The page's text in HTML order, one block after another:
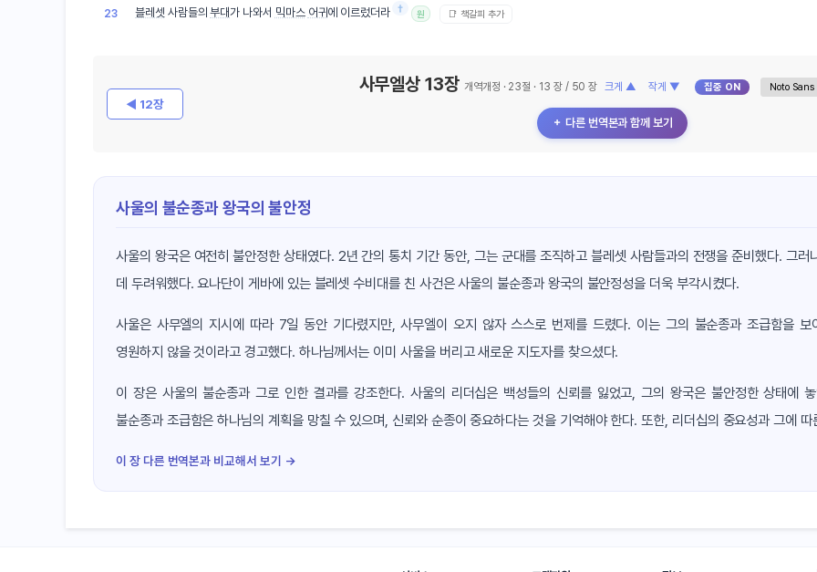
23 블레셋 사람들의부대가 나와서 믹마스 어귀에 이르렀더라 † 원 📑 책갈피 추가
◀ 12장
사무엘상 13장 개역개정 · 23절 · 13 장 / 50 장 크게 ▲ 작게 ▼ 집중 ON
＋ 다른 번역본과 함께 보기
사울의 불순종과 왕국의 불안정
사울의 왕국은 여전히 불안정한 상태였다. 2년 간의 통치 기간 동안, 그는 군대를 조직하고 블레셋 사람들과의 전쟁을 준비했다. 그
데 두려워했다. 요나단이 게바에 있는 블레셋 수비대를 친 사건은 사울의 불순종과 왕국의 불안정성을 더욱 부각시켰다.
사울은 사무엘의 지시에 따라 7일 동안 기다렸지만, 사무엘이 오지 않자 스스로 번제를 드렸다. 이는 그의 불순종과 조급함을
영원하지 않을 것이라고 경고했다. 하나님께서는 이미 사울을 버리고 새로운 지도자를 찾으셨다.
이 장은 사울의 불순종과 그로 인한 결과를 강조한다. 사울의 리더십은 백성들의 신뢰를 잃었고, 그의 왕국은 불안정한 상태에
불순종과 조급함은 하나님의 계획을 망칠 수 있으며, 신뢰와 순종이 중요하다는 것을 기억해야 한다. 또한, 리더십의 중요성과 그에
이 장 다른 번역본과 비교해서 보기 →